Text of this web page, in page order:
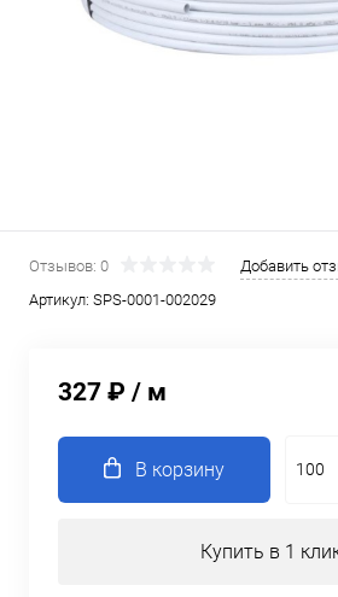
Отзывов: 0
Добавить
Артикул: SPS-0001-002029
327 ₽ / м
В корзину
Купить в 1